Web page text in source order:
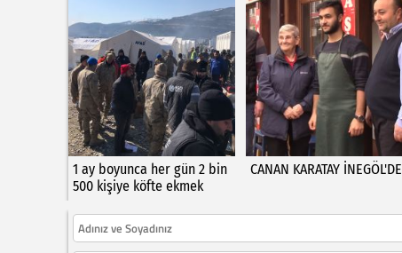
1 ay boyunca her gün 2 bin
500 kişiye köfte ekmek
CANAN KARATAY İNEGÖL'DE